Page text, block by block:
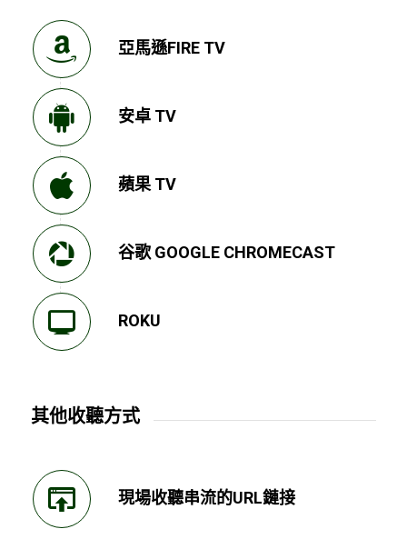
亞馬遜FIRE TV
安卓 TV
蘋果 TV
谷歌 GOOGLE CHROMECAST
ROKU
其他收聽方式
現場收聽串流的URL鏈接